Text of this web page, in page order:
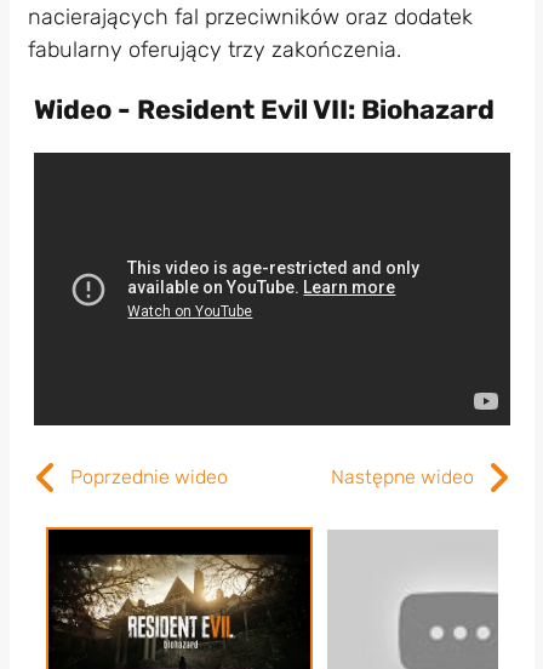
nacierających fal przeciwników oraz dodatek
fabularny oferujący trzy zakończenia.
Wideo - Resident Evil VII: Biohazard
Poprzednie wideo Następne wideo